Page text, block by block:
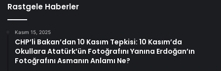
Rastgele Haberler
Kasım 15, 2025
CHP’li Bakan’dan 10 Kasım Tepkisi: 10 Kasım’da
Okullara Atatürk’ün Fotoğrafını Yanına Erdoğan’ın
Fotoğrafını Asmanın Anlamı Ne?